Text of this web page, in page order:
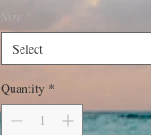
Size
Select
Quantity *